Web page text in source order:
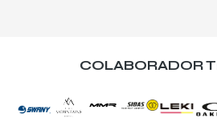
COLABORADOR